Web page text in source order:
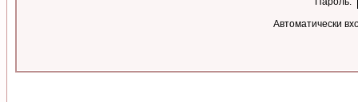
Автоматически